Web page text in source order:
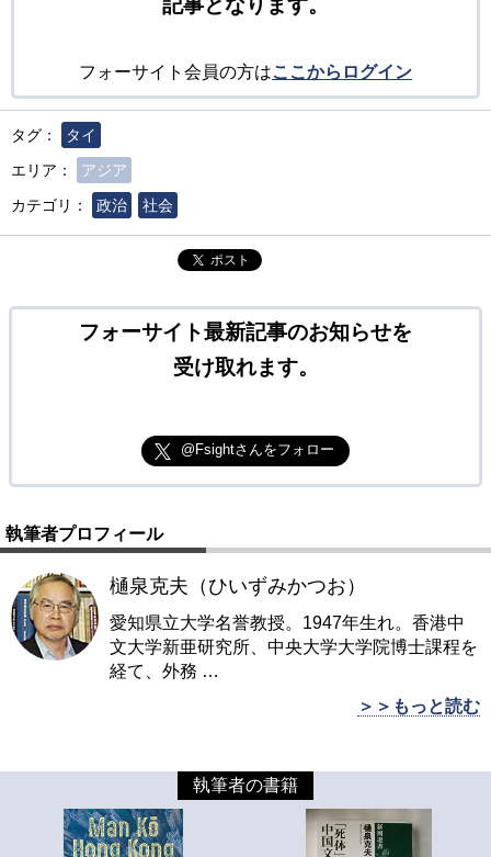
記事となります。
フォーサイト会員の方はここからログイン
タグ：
タイ
エリア：
アジア
カテゴリ：
政治 社会
ポスト
フォーサイト最新記事のお知らせを
受け取れます。
@Fsightさんをフォロー
執筆者プロフィール
樋泉克夫（ひいずみかつお）
愛知県立大学名誉教授。1947年生れ。香港中
文大学新亜研究所、中央大学大学院博士課程を
経て、外務 …
＞＞もっと読む
執筆者の書籍